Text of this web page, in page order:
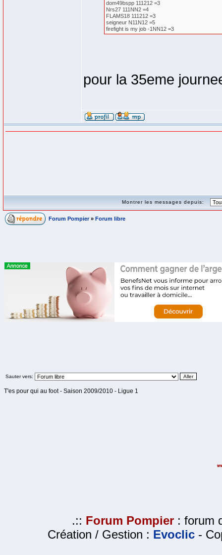
dom49bspp 111212 =3
Nrs27 111NN2 =4
FLAMS18 111212 =3
seigneur N11N12 =5
firefight is my job -1NN12 =3
pour la 35eme
Montrer les messages depuis:
Forum Pompier » Forum libre
Sauter vers:
T'es pour qui au foot - Saison 2009/2010 - Ligue 1
.:: Forum Pompier : forum
Création / Gestion : Evoclic -